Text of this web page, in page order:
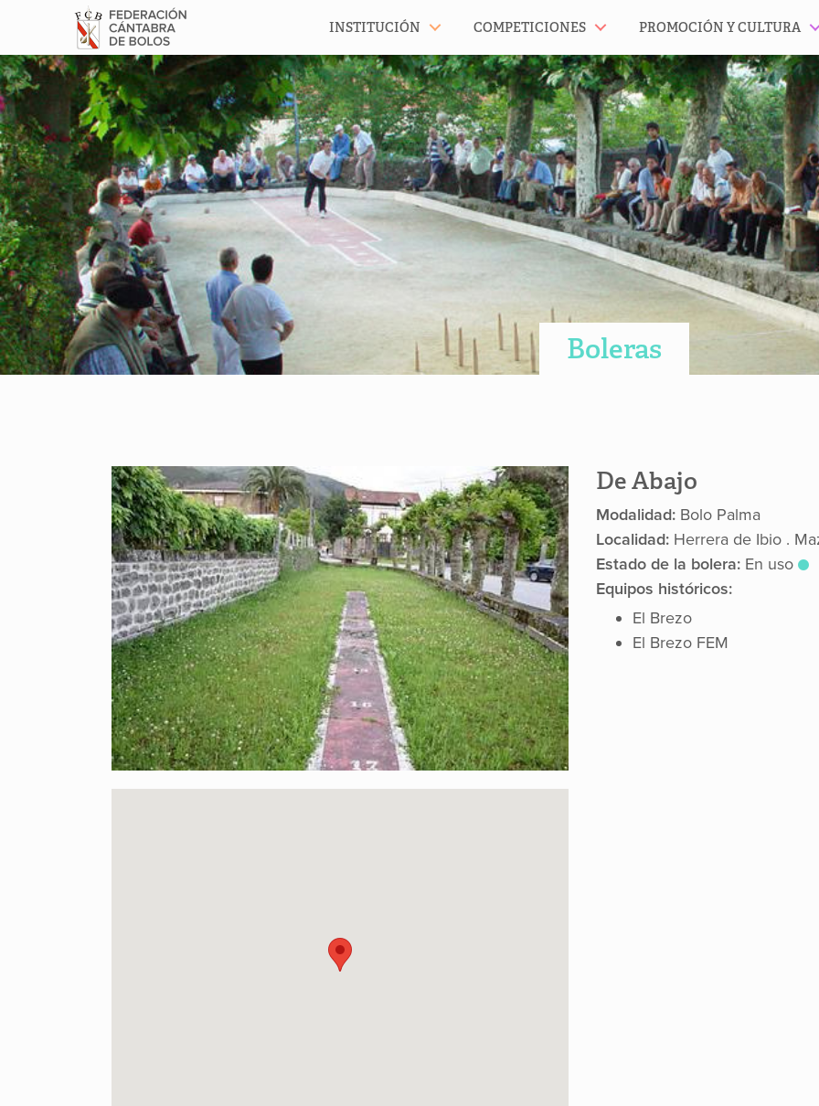
INSTITUCIÓN COMPETICIONES PROMOCIÓN Y CULTURA
Boleras
De Abajo
Modalidad: Bolo Palma
Localidad: Herrera de Ibio .
Estado de la bolera: En uso
Equipos históricos:
El Brezo
El Brezo FEM